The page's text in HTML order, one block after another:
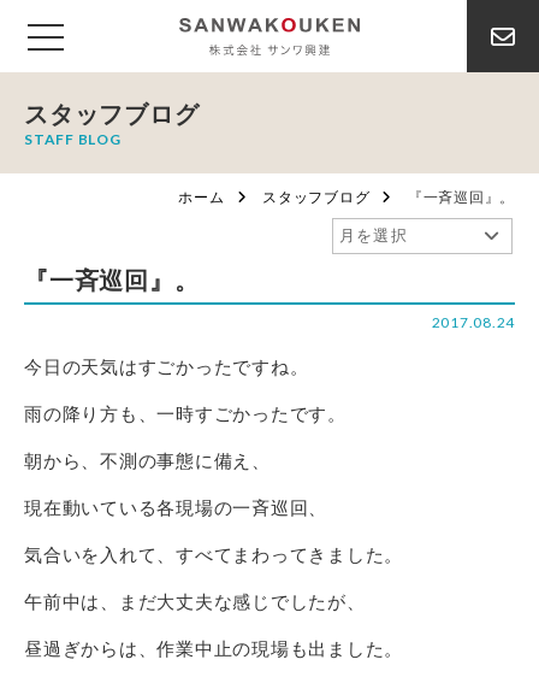
スタッフブログ
STAFF BLOG
ホーム スタッフブログ 『一斉巡回』。
『一斉巡回』。
2017.08.24
今日の天気はすごかったですね。
雨の降り方も、一時すごかったです。
朝から、不測の事態に備え、
現在動いている各現場の一斉巡回、
気合いを入れて、すべてまわってきました。
午前中は、まだ大丈夫な感じでしたが、
昼過ぎからは、作業中止の現場も出ました。